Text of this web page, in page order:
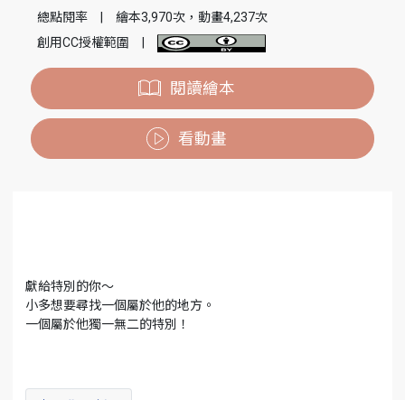
總點閱率
繪本3,970次，動畫4,237次
創用CC授權範圍
閱讀繪本
看動畫
獻給特別的你～
小多想要尋找一個屬於他的地方。
一個屬於他獨一無二的特別！